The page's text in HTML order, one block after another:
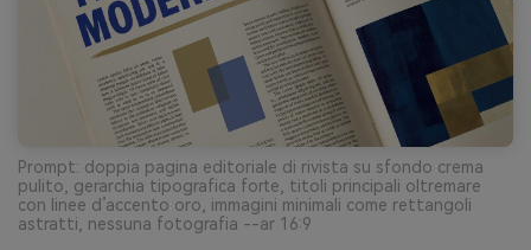
Prompt: doppia pagina editoriale di rivista su sfondo crema
pulito, gerarchia tipografica forte, titoli principali oltremare
con linee d’accento oro, immagini minimali come rettangoli
astratti, nessuna fotografia --ar 16:9